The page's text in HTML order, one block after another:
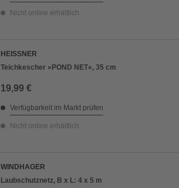
Nicht online erhältlich
HEISSNER
Teichkescher »POND NET«, 35 cm
19,99 €
Verfügbarkeit im Markt prüfen
Nicht online erhältlich
WINDHAGER
Laubschutznetz, B x L: 4 x 5 m